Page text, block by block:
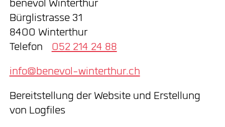
benevol Winterthur
Bürglistrasse 31
8400 Winterthur
Telefon052 214 24 88
info@benevol-winterthur.ch
Bereitstellung der Website und Erstellung
von Logfiles